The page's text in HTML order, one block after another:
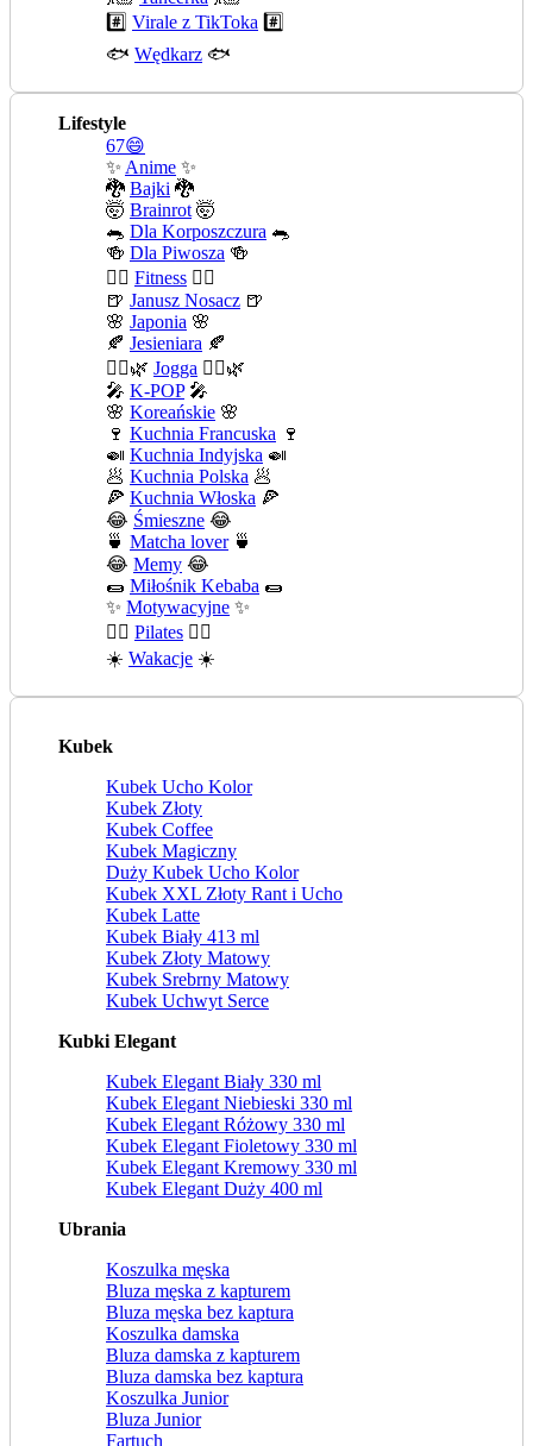
#️⃣ Virale z TikToka #️⃣
🐟 Wędkarz 🐟
Lifestyle
67😄
✨ Anime ✨
🐉 Bajki 🐉
🤯 Brainrot 🤯
🐀 Dla Korposzczura 🐀
🍻 Dla Piwosza 🍻
🤾‍♀️ Fitness 🤾‍♀️
🍺 Janusz Nosacz 🍺
🌸 Japonia 🌸
🍂 Jesieniara 🍂
🧘‍♀️🌿 Jogga 🧘‍♀️🌿
🎤 K-POP🎤
🌸 Koreańskie 🌸
🍷 Kuchnia Francuska 🍷
🍛 Kuchnia Indyjska 🍛
🥟 Kuchnia Polska 🥟
🍕 Kuchnia Włoska 🍕
😂 Śmieszne 😂
🍵 Matcha lover🍵
😂 Memy 😂
🌯 Miłośnik Kebaba 🌯
✨ Motywacyjne ✨
🧘‍♀️ Pilates 🧘‍♀️
☀️ Wakacje ☀️
Kubek
Kubek Ucho Kolor
Kubek Złoty
Kubek Coffee
Kubek Magiczny
Duży Kubek Ucho Kolor
Kubek XXL Złoty Rant i Ucho
Kubek Latte
Kubek Biały 413 ml
Kubek Złoty Matowy
Kubek Srebrny Matowy
Kubek Uchwyt Serce
Kubki Elegant
Kubek Elegant Biały 330 ml
Kubek Elegant Niebieski 330 ml
Kubek Elegant Różowy 330 ml
Kubek Elegant Fioletowy 330 ml
Kubek Elegant Kremowy 330 ml
Kubek Elegant Duży 400 ml
Ubrania
Koszulka męska
Bluza męska z kapturem
Bluza męska bez kaptura
Koszulka damska
Bluza damska z kapturem
Bluza damska bez kaptura
Koszulka Junior
Bluza Junior
Fartuch